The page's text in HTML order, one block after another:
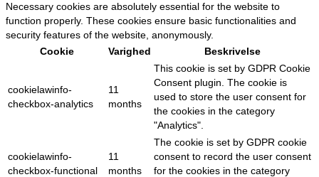
Necessary cookies are absolutely essential for the website to
function properly. These cookies ensure basic functionalities and
security features of the website, anonymously.
Cookie
Varighed Beskrivelse
cookielawinfo-
checkbox-analytics
11
months
This cookie is set by GDPR Cookie
Consent plugin. The cookie is
used to store the user consent for
the cookies in the category
"Analytics".
cookielawinfo-
checkbox-functional
11
months
The cookie is set by GDPR cookie
consent to record the user consent
for the cookies in the category